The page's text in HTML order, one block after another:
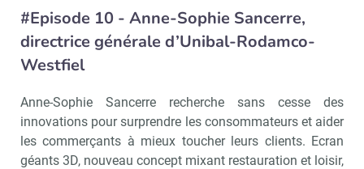
#Episode 10 - Anne-Sophie Sancerre,
directrice générale d’Unibal-Rodamco-
Westfiel
Anne-Sophie Sancerre recherche sans cesse des
innovations pour surprendre les consommateurs et aider
les commerçants à mieux toucher leurs clients. Ecran
géants 3D, nouveau concept mixant restauration et loisir,